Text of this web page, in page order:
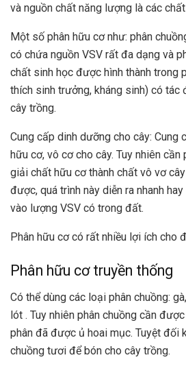
và nguồn chất năng lượng là các
Một số phân hữu cơ như: phân
có chứa nguồn VSV rất đa dạng và
chất sinh học được hình thành trong
thích sinh trưởng, kháng sinh) có
cây trồng.
Cung cấp dinh dưỡng cho cây: Cung
hữu cơ, vô cơ cho cây. Tuy nhiên cần
giải chất hữu cơ thành chất vô vơ
được, quá trình này diễn ra nhanh
vào lượng VSV có trong đất.
Phân hữu cơ có rất nhiều lợi ích cho
Phân hữu cơ truyền thống
Có thể dùng các loại phân chuồng:
lót . Tuy nhiên phân chuồng cần
phân đã được ủ hoai mục. Tuyệt đối
chuồng tươi để bón cho cây trồng.